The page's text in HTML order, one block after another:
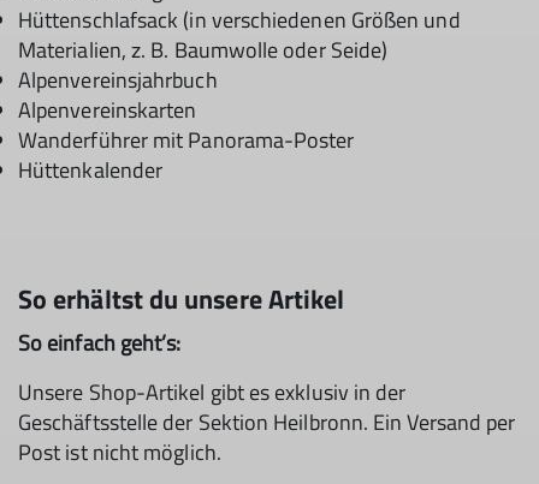
Hüttenschlafsack (in verschiedenen Größen und
Materialien, z. B. Baumwolle oder Seide)
Alpenvereinsjahrbuch
Alpenvereinskarten
Wanderführer mit Panorama-Poster
Hüttenkalender
So erhältst du unsere Artikel
So einfach geht’s:
Unsere Shop-Artikel gibt es exklusiv in der
Geschäftsstelle der Sektion Heilbronn. Ein Versand per
Post ist nicht möglich.